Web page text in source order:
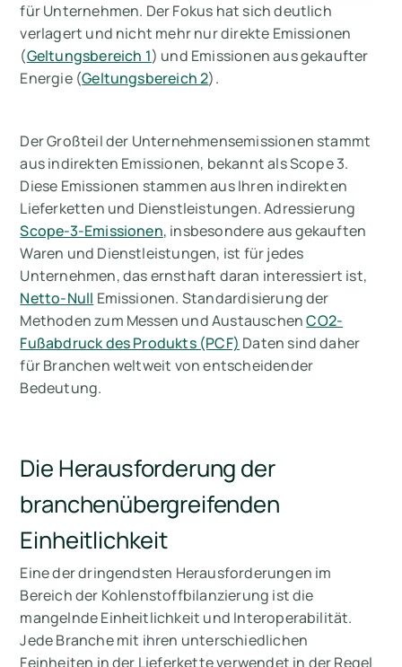
für Unternehmen. Der Fokus hat sich deutlich
verlagert und nicht mehr nur direkte Emissionen
(Geltungsbereich 1) und Emissionen aus gekaufter
Energie (Geltungsbereich 2).
Der Großteil der Unternehmensemissionen stammt
aus indirekten Emissionen, bekannt als Scope 3.
Diese Emissionen stammen aus Ihren indirekten
Lieferketten und Dienstleistungen. Adressierung
Scope-3-Emissionen, insbesondere aus gekauften
Waren und Dienstleistungen, ist für jedes
Unternehmen, das ernsthaft daran interessiert ist,
Netto-Null Emissionen. Standardisierung der
Methoden zum Messen und AustauschenCO2-
Fußabdruck des Produkts (PCF) Daten sind daher
für Branchen weltweit von entscheidender
Bedeutung.
Die Herausforderung der
branchenübergreifenden
Einheitlichkeit
Eine der dringendsten Herausforderungen im
Bereich der Kohlenstoffbilanzierung ist die
mangelnde Einheitlichkeit und Interoperabilität.
Jede Branche mit ihren unterschiedlichen
Feinheiten in der Lieferkette verwendet in der Regel